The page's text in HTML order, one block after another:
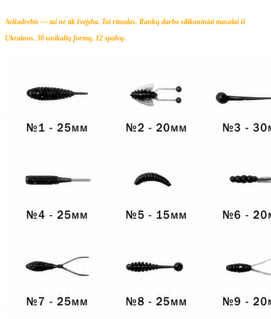
Avižadrebis — tai ne tik žvejyba. Tai ritualas. Rankų darbo silikoniniai masalai iš
Ukrainos. 30 unikalių formų, 12 spalvų.